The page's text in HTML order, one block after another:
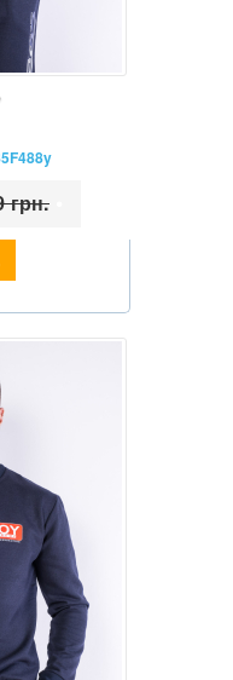
грн.